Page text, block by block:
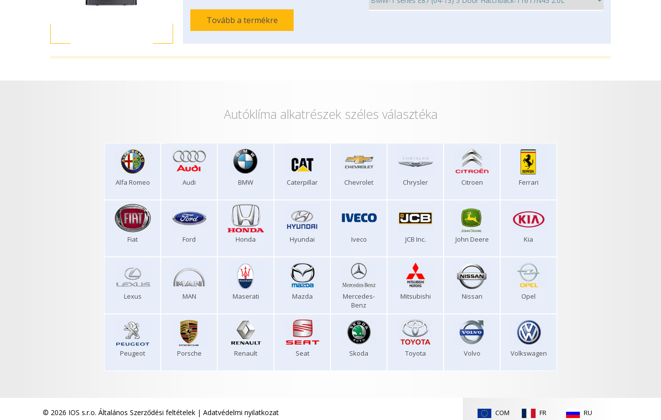
Tovább a termékre
Autóklíma alkatrészek széles választéka
Alfa Romeo Audi BMW Caterpillar Chevrolet Chrysler Citroen Ferrari
Fiat Ford Honda Hyundai Iveco JCB Inc. John Deere Kia
Lexus MAN Maserati Mazda
Mercedes-
Benz
Mitsubishi Nissan Opel
Peugeot Porsche Renault Seat Skoda Toyota Volvo Volkswagen
© 2026 IOS s.r.o. Általános Szerződési feltételek | Adatvédelmi nyilatkozat COM FR RU